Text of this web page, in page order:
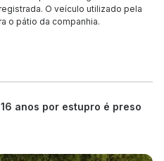
O veículo utilizado pela
o pátio da companhia.
anos por estupro é preso